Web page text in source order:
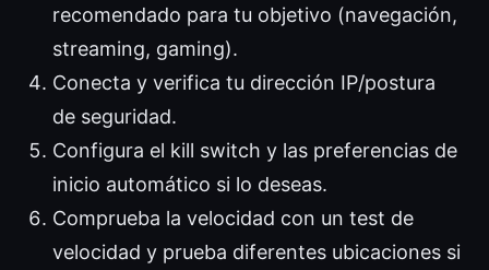
recomendado para tu objetivo (navegación,
streaming, gaming).
Conecta y verifica tu dirección IP/postura
de seguridad.
Configura el kill switch y las preferencias de
inicio automático si lo deseas.
Comprueba la velocidad con un test de
velocidad y prueba diferentes ubicaciones si